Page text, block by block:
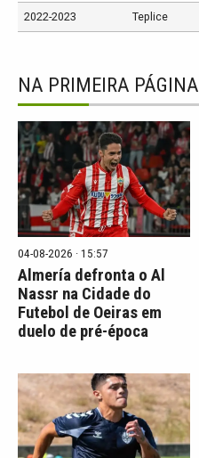
2022-2023 Teplice
NA PRIMEIRA PÁGINA
04-08-2026 · 15:57
Almería defronta o Al
Nassr na Cidade do
Futebol de Oeiras em
duelo de pré-época